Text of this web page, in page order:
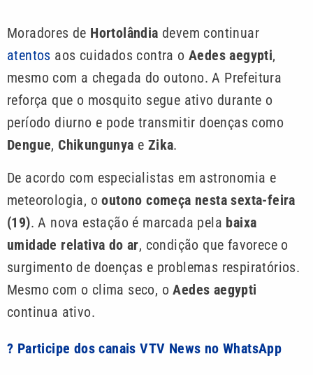
Moradores de Hortolândia devem continuar
atentos aos cuidados contra oAedes aegypti,
mesmo com a chegada do outono. A Prefeitura
reforça que o mosquito segue ativo durante o
período diurno e pode transmitir doenças como
Dengue, Chikungunya e Zika.
De acordo com especialistas em astronomia e
meteorologia, ooutono começa nesta sexta-feira
(19). A nova estação é marcada pela baixa
umidade relativa do ar, condição que favorece o
surgimento de doenças e problemas respiratórios.
Mesmo com o clima seco, oAedes aegypti
continua ativo.
? Participe dos canais VTV News no WhatsApp